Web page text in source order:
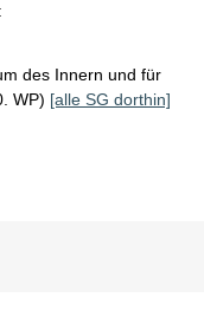
des Innern und für
WP) [alle SG dorthin]